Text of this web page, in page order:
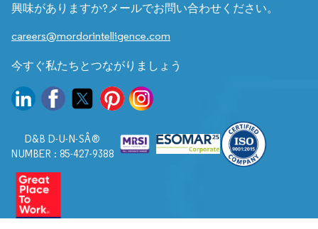
興味がありますか?メールでお問い合わせください。
careers@mordorintelligence.com
今すぐ私たちとつながりましょう
D&B D-U-N-SÂ®
NUMBER : 85-427-9388